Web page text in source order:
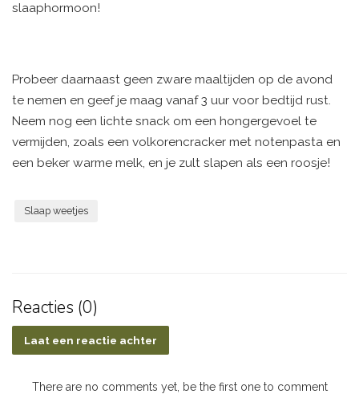
slaaphormoon!
Probeer daarnaast geen zware maaltijden op de avond
te nemen en geef je maag vanaf 3 uur voor bedtijd rust.
Neem nog een lichte snack om een hongergevoel te
vermijden, zoals een volkorencracker met notenpasta en
een beker warme melk, en je zult slapen als een roosje!
Slaap weetjes
Reacties (0)
Laat een reactie achter
There are no comments yet, be the first one to comment